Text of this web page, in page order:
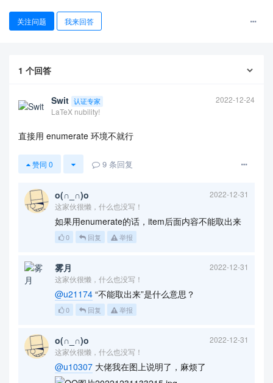
    \end{timu}
    \begin{timu}
\end{document}
关注问题 我来回答
1 个回答
Swit 认证专家
2022-12-24
LaTeX nubility!
直接用 enumerate 环境不就行
赞同 0 9 条回复
o(∩_∩)o
2022-12-31
这家伙很懒，什么也没写！
如果用enumerate的话，item后面内容不能取出来
0 回复 举报
雾月
2022-12-31
这家伙很懒，什么也没写！
@u21174 “不能取出来”是什么意思？
0 回复 举报
o(∩_∩)o
2022-12-31
这家伙很懒，什么也没写！
@u10307 大佬我在图上说明了，麻烦了